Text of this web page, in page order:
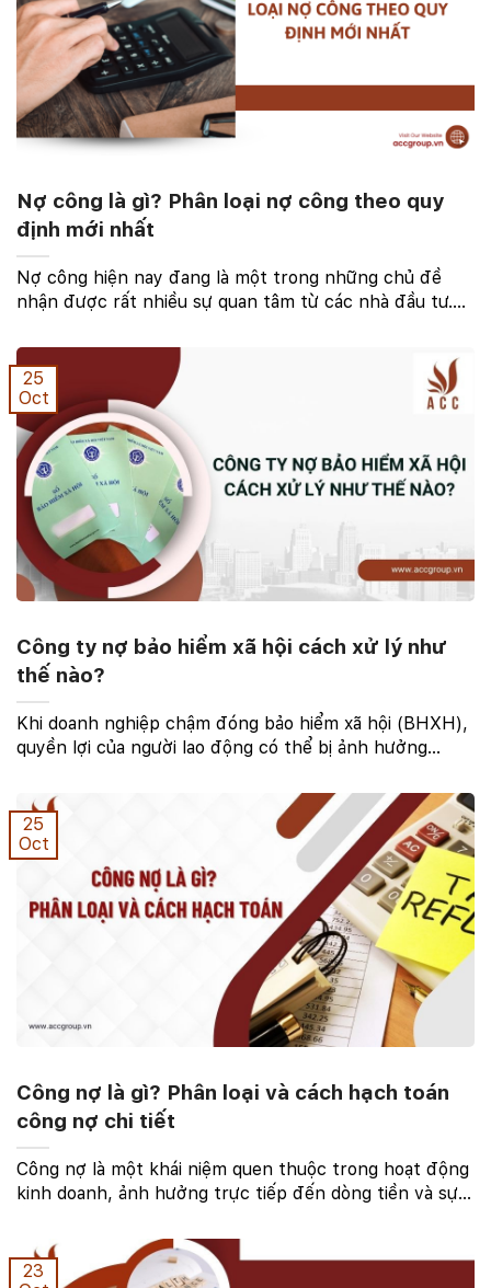
Nợ công là gì? Phân loại nợ công theo quy
định mới nhất
Nợ công hiện nay đang là một trong những chủ đề
nhận được rất nhiều sự quan tâm từ các nhà đầu tư.
trò quan trọng, khi nợ công vượt quá ngưỡng an ...
25
Oct
Công ty nợ bảo hiểm xã hội cách xử lý như
thế nào?
Khi doanh nghiệp chậm đóng bảo hiểm xã hội (BHXH),
quyền lợi của người lao động có thể bị ảnh hưởng
bảo vệ quyền lợi cá nhân trong những trường hợp ...
25
Oct
Công nợ là gì? Phân loại và cách hạch toán
công nợ chi tiết
Công nợ là một khái niệm quen thuộc trong hoạt động
kinh doanh, ảnh hưởng trực tiếp đến dòng tiền và sự
nào để quản lý công nợ hiệu quả? Bài viết ...
23